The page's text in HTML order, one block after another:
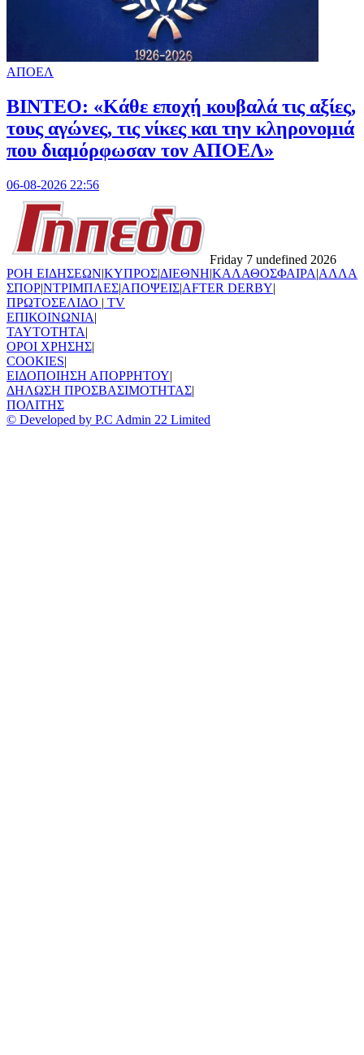
ΑΠΟΕΛ
ΒΙΝΤΕΟ: «Κάθε εποχή κουβαλά τις αξίες,
τους αγώνες, τις νίκες και την κληρονομιά
που διαμόρφωσαν τον ΑΠΟΕΛ»
06-08-2026 22:56
Friday 7 undefined 2026
ΡΟΗ ΕΙΔΗΣΕΩΝ|ΚΥΠΡΟΣ|ΔΙΕΘΝΗ|ΚΑΛΑΘΟΣΦΑΙΡΑ|ΑΛΛΑ
ΣΠΟΡ|ΝΤΡΙΜΠΛΕΣ|ΑΠΟΨΕΙΣ|AFTER DERBY|
ΠΡΩΤΟΣΕΛΙΔΟ | TV
ΕΠΙΚΟΙΝΩΝΙΑ|
TAYTOTHTA|
ΟΡΟΙ ΧΡΗΣΗΣ|
COOKIES|
ΕΙΔΟΠΟΙΗΣΗ ΑΠΟΡΡΗΤΟΥ|
ΔΗΛΩΣΗ ΠΡΟΣΒΑΣΙΜΟΤΗΤΑΣ|
ΠΟΛΙΤΗΣ
© Developed by P.C Admin 22 Limited